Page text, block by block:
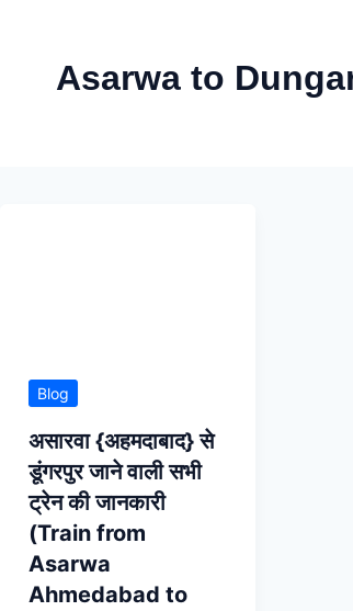
contentAsarwa to
Blog
असारवा {अहमदाबाद} से
डूंगरपुर जाने वाली सभी
ट्रेन की जानकारी
(Train from
Asarwa
Ahmedabad to